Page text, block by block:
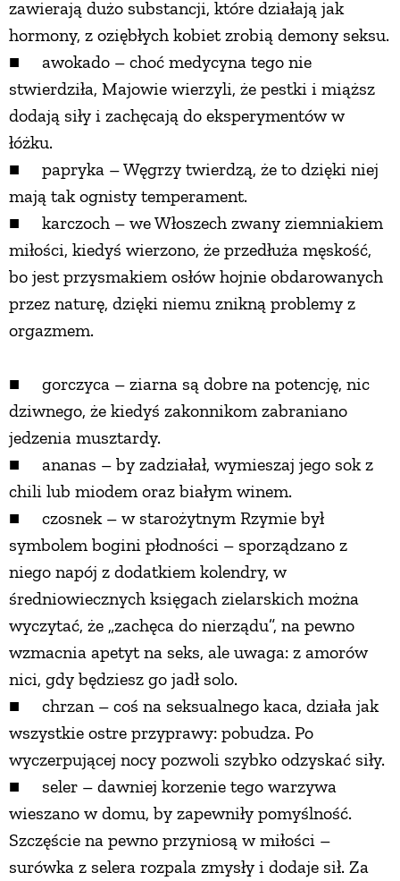
zawierają dużo substancji, które działają jak
hormony, z oziębłych kobiet zrobią demony seksu.
■ awokado – choć medycyna tego nie
stwierdziła, Majowie wierzyli, że pestki i miąższ
dodają siły i zachęcają do eksperymentów w
łóżku.
■ papryka – Węgrzy twierdzą, że to dzięki niej
mają tak ognisty temperament.
■ karczoch – we Włoszech zwany ziemniakiem
miłości, kiedyś wierzono, że przedłuża męskość,
bo jest przysmakiem osłów hojnie obdarowanych
przez naturę, dzięki niemu znikną problemy z
orgazmem.
■ gorczyca – ziarna są dobre na potencję, nic
dziwnego, że kiedyś zakonnikom zabraniano
jedzenia musztardy.
■ ananas – by zadziałał, wymieszaj jego sok z
chili lub miodem oraz białym winem.
■ czosnek – w starożytnym Rzymie był
symbolem bogini płodności – sporządzano z
niego napój z dodatkiem kolendry, w
średniowiecznych księgach zielarskich można
wyczytać, że „zachęca do nierządu”, na pewno
wzmacnia apetyt na seks, ale uwaga: z amorów
nici, gdy będziesz go jadł solo.
■ chrzan – coś na seksualnego kaca, działa jak
wszystkie ostre przyprawy: pobudza. Po
wyczerpującej nocy pozwoli szybko odzyskać siły.
■ seler – dawniej korzenie tego warzywa
wieszano w domu, by zapewniły pomyślność.
Szczęście na pewno przyniosą w miłości –
surówka z selera rozpala zmysły i dodaje sił. Za